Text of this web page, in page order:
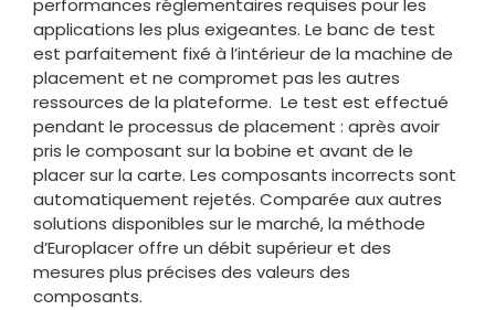
performances réglementaires requises pour les
applications les plus exigeantes. Le banc de test
est parfaitement fixé à l’intérieur de la machine de
placement et ne compromet pas les autres
ressources de la plateforme. Le test est effectué
pendant le processus de placement : après avoir
pris le composant sur la bobine et avant de le
placer sur la carte. Les composants incorrects sont
automatiquement rejetés. Comparée aux autres
solutions disponibles sur le marché, la méthode
d’Europlacer offre un débit supérieur et des
mesures plus précises des valeurs des
composants.